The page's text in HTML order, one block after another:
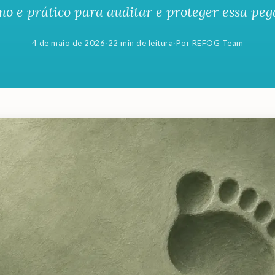
e prático para auditar e proteger essa
4 de maio de 2026·22 min de leitura·Por REFOG Team